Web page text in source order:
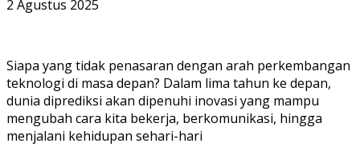
2 Agustus 2025
Siapa yang tidak penasaran dengan arah perkembangan
teknologi di masa depan? Dalam lima tahun ke depan,
dunia diprediksi akan dipenuhi inovasi yang mampu
mengubah cara kita bekerja, berkomunikasi, hingga
menjalani kehidupan sehari-hari